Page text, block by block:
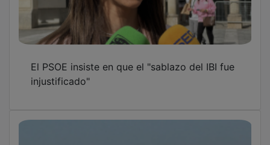
El PSOE insiste en que el "sablazo del IBI fue
injustificado"